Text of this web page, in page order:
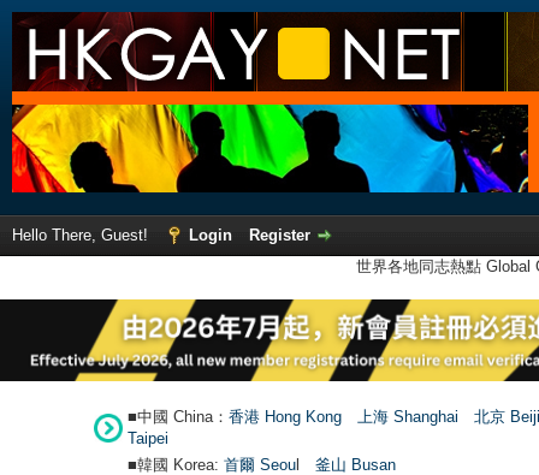
Hello There, Guest! Login
Register
世界各地同志熱點
■中國 China： 香港 Hong Kong 上海 Shanghai
北京
Taipei
■韓國 Korea: 首爾 Seoul 釜山 Busan